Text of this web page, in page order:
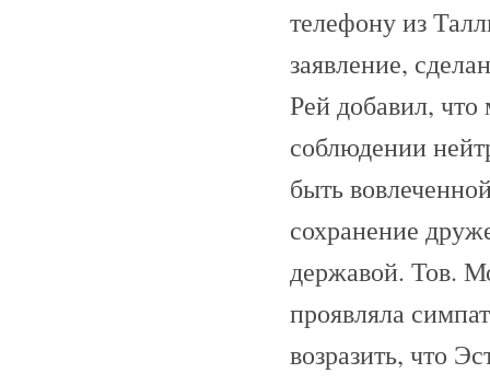
телефону из
заявление,
Рей добавил,
соблюдении
быть
сохранение
державой. Тов.
проявляла
возразить, что